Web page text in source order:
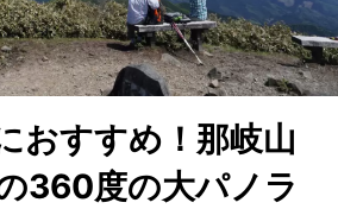
おすすめ！那岐山
360度の大パノラ